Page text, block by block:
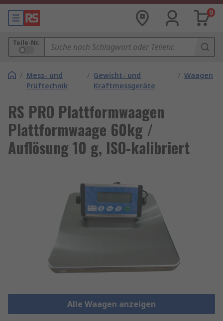
0
Teile-Nr.
/ Mess- und
Prüftechnik
/ Gewicht- und
Kraftmessgeräte
/ Waagen
RS PRO Plattformwaagen
Plattformwaage 60kg /
Auflösung 10 g, ISO-kalibriert
Alle Waagen anzeigen